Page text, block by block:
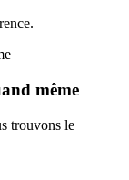
même
trouvons le